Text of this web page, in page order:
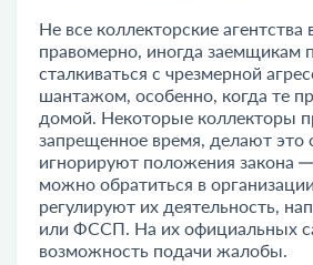
Не все коллекторские агентства
правомерно, иногда заемщикам
сталкиваться с чрезмерной
шантажом, особенно, когда те
домой. Некоторые коллекторы
запрещенное время, делают это
игнорируют положения закона
можно обратиться в
регулируют их деятельность,
или ФССП. На их официальных
возможность подачи жалобы.